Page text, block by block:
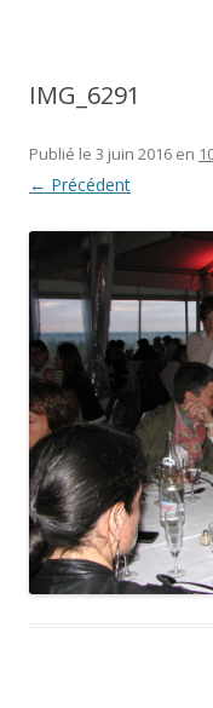
IMG_6291
Publié le 3 juin 2016 en
← Précédent